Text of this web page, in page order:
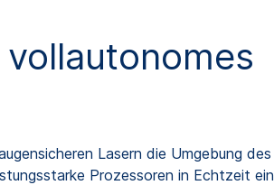
Lasern die Umgebung des
Prozessoren in Echtzeit ein